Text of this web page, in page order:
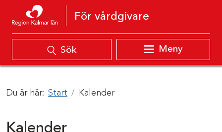
Hoppa till innehåll
För vårdgivare
Sök Meny
Du är här: Start Kalender
Kalender